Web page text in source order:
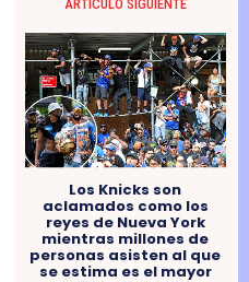
ARTÍCULO SIGUIENTE
Los Knicks son
aclamados como los
reyes de Nueva York
mientras millones de
personas asisten al que
se estima es el mayor